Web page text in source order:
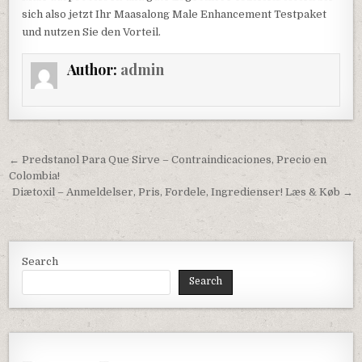
sich also jetzt Ihr Maasalong Male Enhancement Testpaket
und nutzen Sie den Vorteil.
Author: admin
Post navigation
← Predstanol Para Que Sirve – Contraindicaciones, Precio en
Colombia!
Diætoxil – Anmeldelser, Pris, Fordele, Ingredienser! Læs & Køb →
Search
Search